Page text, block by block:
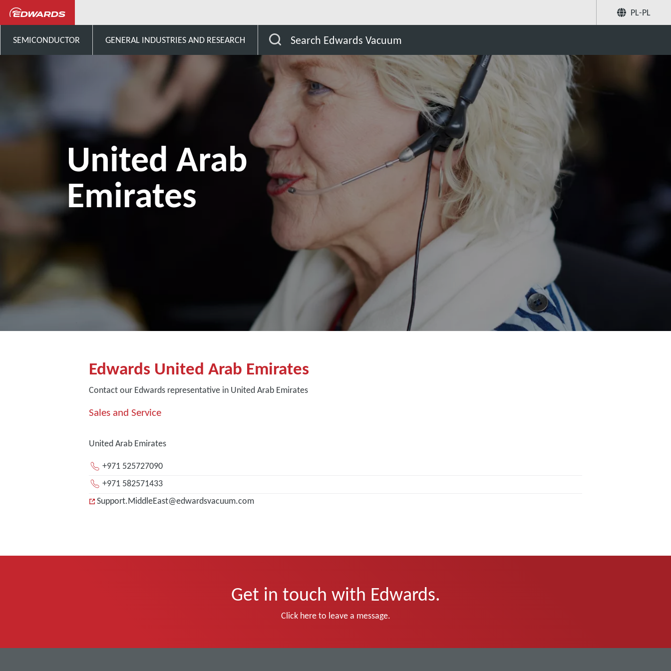
PL-PL
SEMICONDUCTOR GENERAL INDUSTRIES AND RESEARCH Search Edwards Vacuum
United Arab
Emirates
Edwards United Arab Emirates
Contact our Edwards representative in United Arab Emirates
Sales and Service
United Arab Emirates
+971 525727090
+971 582571433
Support.MiddleEast@edwardsvacuum.com
Get in touch with Edwards.
Click here to leave a message.